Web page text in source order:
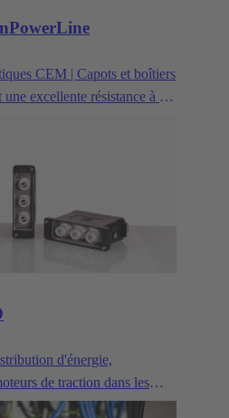
CEM | Capots et boîtiers
excellente résistance à la
d'énergie,
de traction dans les